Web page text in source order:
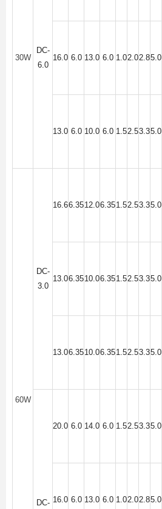
30W
DC-
6.0
16.0 6.0 13.0 6.0 1.02.02.85.0
13.0 6.0 10.0 6.0 1.52.53.35.0
60W
DC-
3.0
16.66.3512.06.351.52.53.35.0
13.06.3510.06.351.52.53.35.0
13.06.3510.06.351.52.53.35.0
DC-
20.0 6.0 14.0 6.0 1.52.53.35.0
16.0 6.0 13.0 6.0 1.02.02.85.0